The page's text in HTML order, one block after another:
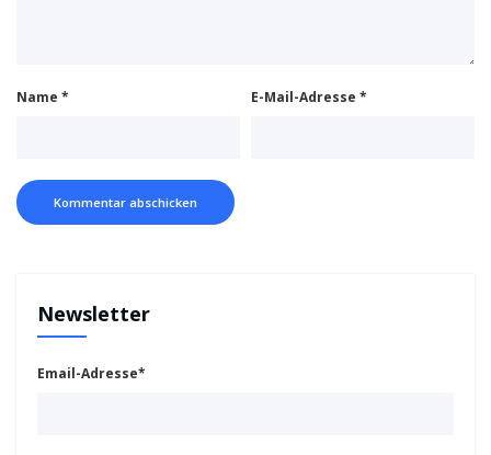
Name * E-Mail-Adresse *
Newsletter
Email-Adresse*